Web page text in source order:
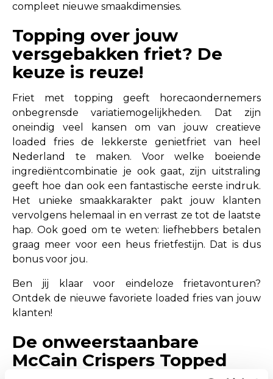
compleet nieuwe smaakdimensies.
Topping over jouw
versgebakken friet? De
keuze is reuze!
Friet met topping geeft horecaondernemers
onbegrensde variatiemogelijkheden. Dat zijn
oneindig veel kansen om van jouw creatieve
loaded fries de lekkerste genietfriet van heel
Nederland te maken. Voor welke boeiende
ingrediëntcombinatie je ook gaat, zijn uitstraling
geeft hoe dan ook een fantastische eerste indruk.
Het unieke smaakkarakter pakt jouw klanten
vervolgens helemaal in en verrast ze tot de laatste
hap. Ook goed om te weten: liefhebbers betalen
graag meer voor een heus frietfestijn. Dat is dus
bonus voor jou.
Ben jij klaar voor eindeloze frietavonturen?
Ontdek de nieuwe favoriete loaded fries van jouw
klanten!
De onweerstaanbare
McCain Crispers Topped